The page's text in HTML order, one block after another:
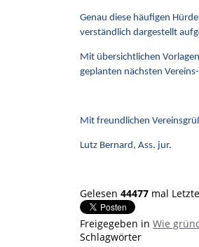
Genau diese häufigen
verständlich dargestellt
Mit übersichtlichen
geplanten nächsten
Mit freundlichen
Lutz Bernard, Ass. jur.
Gelesen 44477 mal
Freigegeben in Wie
Schlagwörter